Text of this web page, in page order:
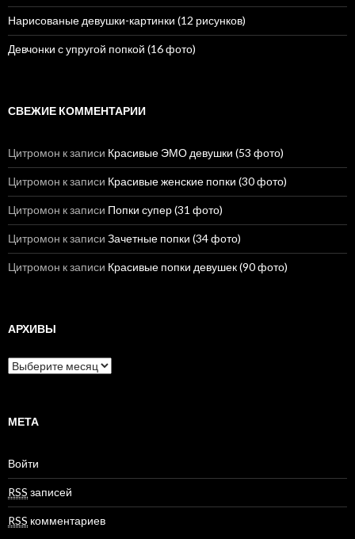
Нарисованые девушки-картинки (12 рисунков)
Девчонки с упругой попкой (16 фото)
СВЕЖИЕ КОММЕНТАРИИ
Цитромон к записи Красивые ЭМО девушки (53 фото)
Цитромон к записи Красивые женские попки (30 фото)
Цитромон к записи Попки супер (31 фото)
Цитромон к записи Зачетные попки (34 фото)
Цитромон к записи Красивые попки девушек (90 фото)
АРХИВЫ
А
р
в
МЕТА
Войти
RSS записей
RSS комментариев